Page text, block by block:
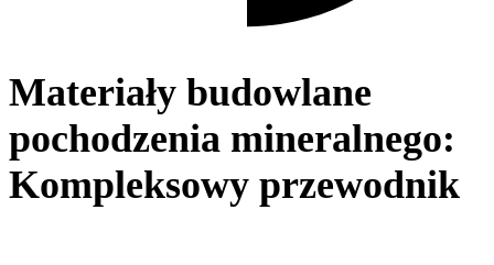
Materiały budowlane
pochodzenia mineralnego:
Kompleksowy przewodnik